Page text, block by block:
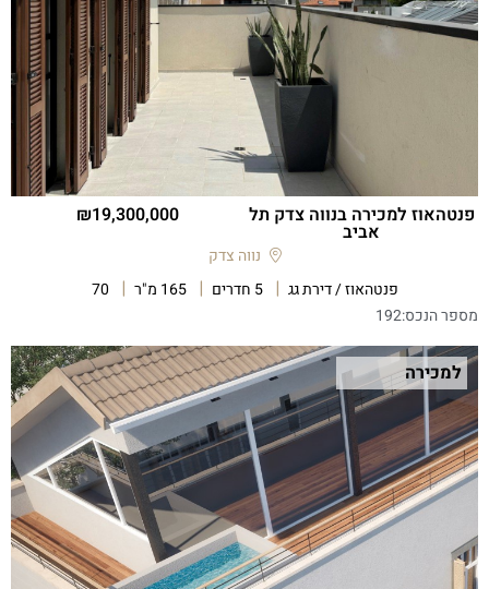
פנטהאוז למכירה בנווה צדק תל
אביב
19,300,000
נווה צדק
פנטהאוז / דירת גג
5 חדרים 165 מ"ר
70
מספר הנכס:192
למכירה